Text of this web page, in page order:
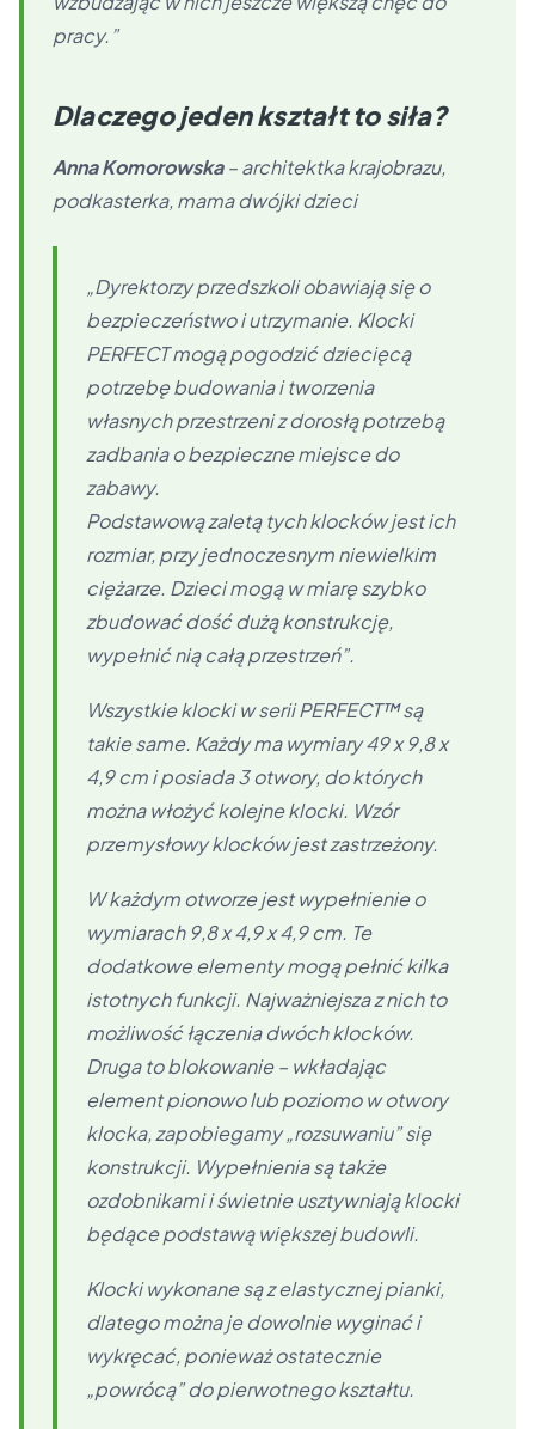
pracy.”
Dlaczego jeden kształt to siła?
Anna Komorowska– architektka krajobrazu,
podkasterka, mama dwójki dzieci
„Dyrektorzy przedszkoli obawiają się o
bezpieczeństwo i utrzymanie. Klocki
PERFECT mogą pogodzić dziecięcą
potrzebę budowania i tworzenia
własnych przestrzeni z dorosłą potrzebą
zadbania o bezpieczne miejsce do
zabawy.
Podstawową zaletą tych klocków jest ich
rozmiar, przy jednoczesnym niewielkim
ciężarze. Dzieci mogą w miarę szybko
zbudować dość dużą konstrukcję,
wypełnić nią całą przestrzeń”.
Wszystkie klocki w serii PERFECT™ są
takie same. Każdy ma wymiary 49 x 9,8 x
4,9 cm i posiada 3 otwory, do których
można włożyć kolejne klocki. Wzór
przemysłowy klocków jest zastrzeżony.
W każdym otworze jest wypełnienie o
wymiarach 9,8 x 4,9 x 4,9 cm. Te
dodatkowe elementy mogą pełnić kilka
istotnych funkcji. Najważniejsza z nich to
możliwość łączenia dwóch klocków.
Druga to blokowanie – wkładając
element pionowo lub poziomo w otwory
klocka, zapobiegamy „rozsuwaniu” się
konstrukcji. Wypełnienia są także
ozdobnikami i świetnie usztywniają klocki
będące podstawą większej budowli.
Klocki wykonane są z elastycznej pianki,
dlatego można je dowolnie wyginać i
wykręcać, ponieważ ostatecznie
„powrócą” do pierwotnego kształtu.